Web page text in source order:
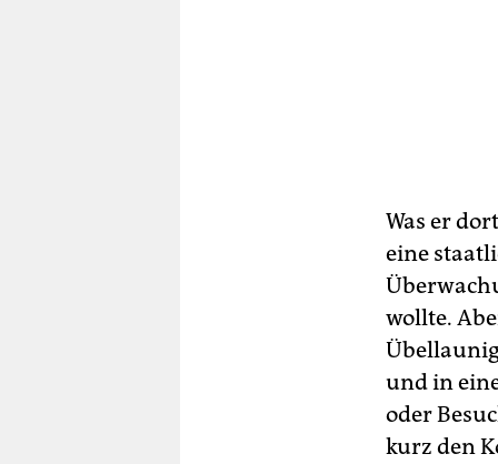
Was er
eine
wollte.
und in
oder
kurz den